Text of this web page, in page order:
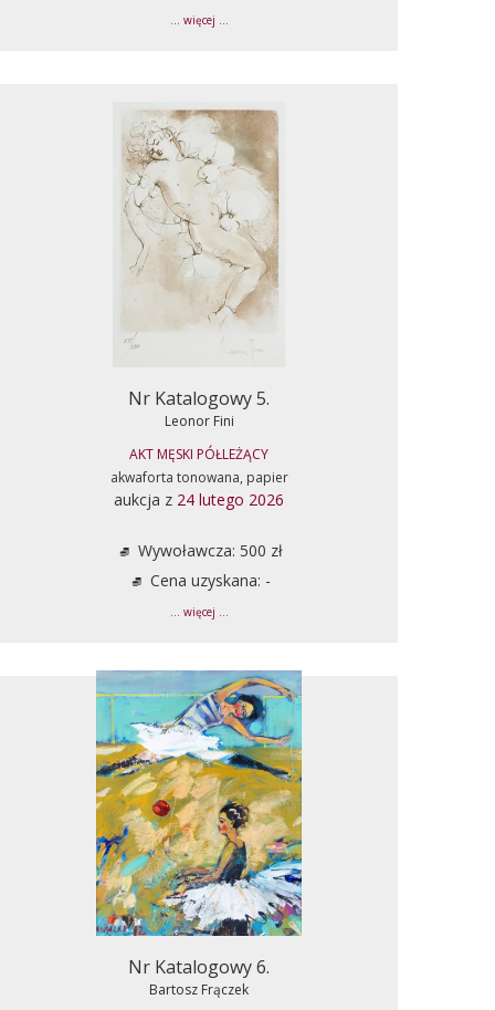
... więcej ...
Nr Katalogowy 5.
Leonor Fini
AKT MĘSKI PÓŁLEŻĄCY
akwaforta tonowana, papier
aukcja z 24 lutego 2026
Wywoławcza: 500 zł
Cena uzyskana: -
... więcej ...
Nr Katalogowy 6.
Bartosz Frączek